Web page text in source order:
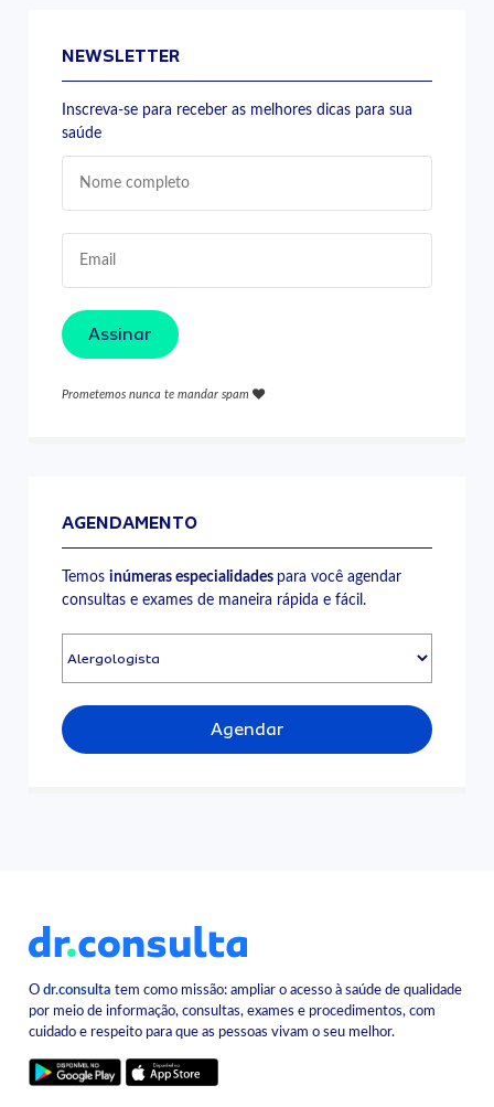
NEWSLETTER
Inscreva-se para receber as melhores dicas para sua
saúde
Assinar
Prometemos nunca te mandar spam
AGENDAMENTO
Temosinúmeras especialidades para você agendar
consultas e exames de maneira rápida e fácil.
Agendar
Odr.consulta tem como missão: ampliar o acesso à saúde de qualidade
por meio de informação, consultas, exames e procedimentos, com
cuidado e respeito para que as pessoas vivam o seu melhor.